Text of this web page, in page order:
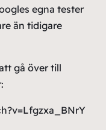
egna tester
än tidigare
gå över till